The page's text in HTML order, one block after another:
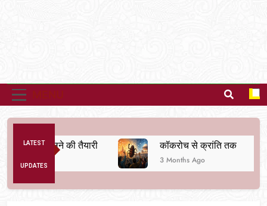
LATEST
UPDATES
बदलने की तैयारी कॉकरोच से क्रांति तक
3 Months Ago